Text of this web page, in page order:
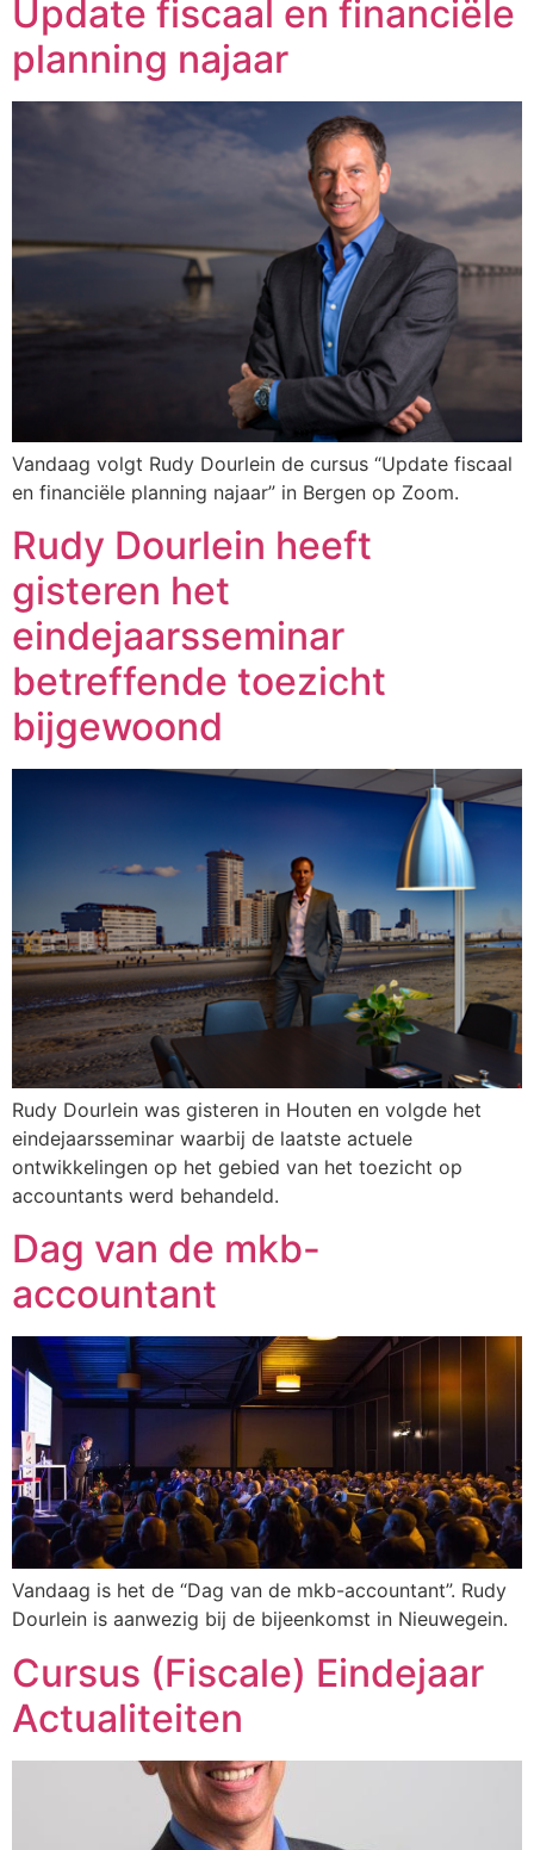
Update fiscaal en financiële
planning najaar
Vandaag volgt Rudy Dourlein de cursus “Update fiscaal
en financiële planning najaar” in Bergen op Zoom.
Rudy Dourlein heeft
gisteren het
eindejaarsseminar
betreffende toezicht
bijgewoond
Rudy Dourlein was gisteren in Houten en volgde het
eindejaarsseminar waarbij de laatste actuele
ontwikkelingen op het gebied van het toezicht op
accountants werd behandeld.
Dag van de mkb-
accountant
Vandaag is het de “Dag van de mkb-accountant”. Rudy
Dourlein is aanwezig bij de bijeenkomst in Nieuwegein.
Cursus (Fiscale) Eindejaar
Actualiteiten